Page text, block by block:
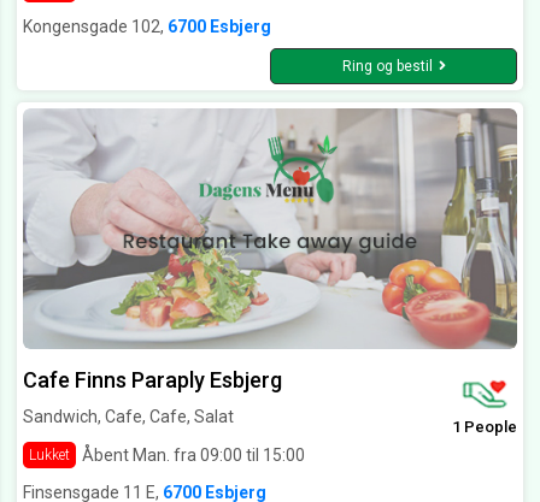
Kongensgade 102, 6700 Esbjerg
Ring og bestil
Cafe Finns Paraply Esbjerg
Sandwich, Cafe, Cafe, Salat
Lukket Åbent Man. fra 09:00 til 15:00
1 People
Finsensgade 11 E, 6700 Esbjerg